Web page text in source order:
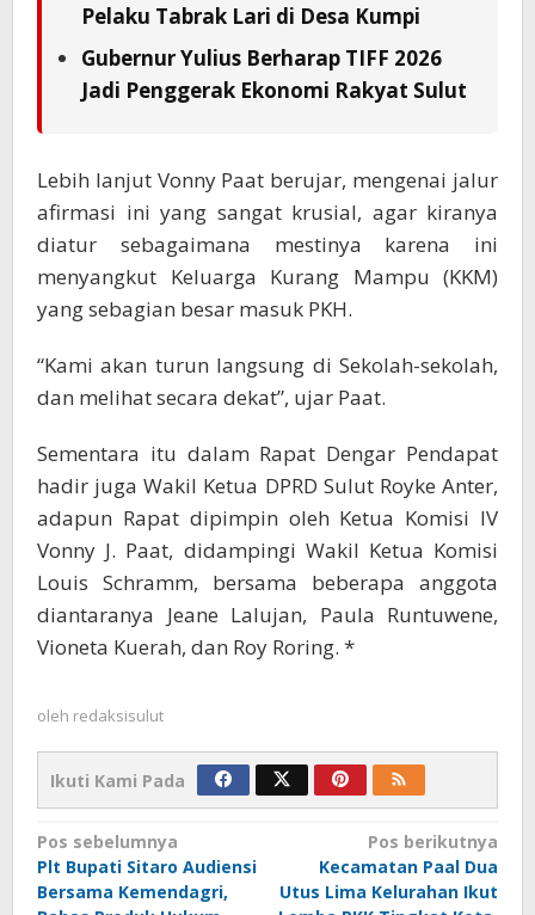
Pelaku Tabrak Lari di Desa Kumpi
Gubernur Yulius Berharap TIFF 2026
Jadi Penggerak Ekonomi Rakyat Sulut
Lebih lanjut Vonny Paat berujar, mengenai jalur
afirmasi ini yang sangat krusial, agar kiranya
diatur sebagaimana mestinya karena ini
menyangkut Keluarga Kurang Mampu (KKM)
yang sebagian besar masuk PKH.
“Kami akan turun langsung di Sekolah-sekolah,
dan melihat secara dekat”, ujar Paat.
Sementara itu dalam Rapat Dengar Pendapat
hadir juga Wakil Ketua DPRD Sulut Royke Anter,
adapun Rapat dipimpin oleh Ketua Komisi IV
Vonny J. Paat, didampingi Wakil Ketua Komisi
Louis Schramm, bersama beberapa anggota
diantaranya Jeane Lalujan, Paula Runtuwene,
Vioneta Kuerah, dan Roy Roring. *
oleh redaksisulut
Ikuti Kami Pada
Navigasi
pos
Pos sebelumnya
Plt Bupati Sitaro Audiensi
Bersama Kemendagri,
Pos berikutnya
Kecamatan Paal Dua
Utus Lima Kelurahan Ikut